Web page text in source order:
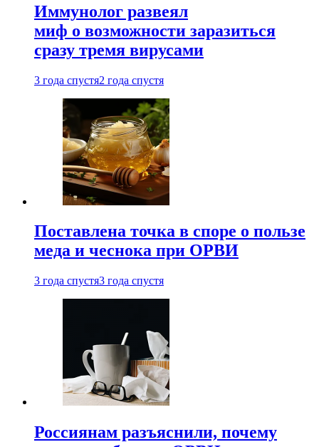
Иммунолог развеял
миф о возможности заразиться
сразу тремя вирусами
3 года спустя2 года спустя
Поставлена точка в споре о пользе
меда и чеснока при ОРВИ
3 года спустя3 года спустя
Россиянам разъяснили, почему